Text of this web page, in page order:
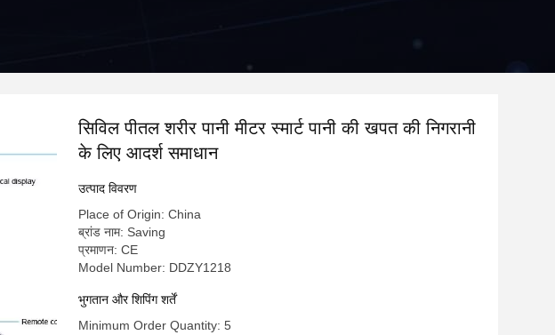
सिविल पीतल शरीर पानी मीटर स्मार्ट पानी की खपत की निगरानी
के लिए आदर्श समाधान
उत्पाद विवरण
Place of Origin: China
ब्रांड नाम: Saving
प्रमाणन: CE
Model Number: DDZY1218
भुगतान और शिपिंग शर्तें
Minimum Order Quantity: 5